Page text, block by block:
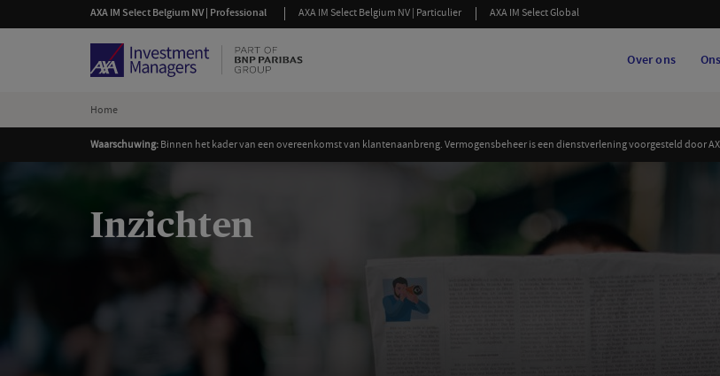
AXA IM Select Belgium NV | Professional AXA IM Select Belgium NV | Particulier AXA IM Select Global
Over ons
Home
Waarschuwing:Binnen het kader van een overeenkomst van klantenaanbreng. Vermogensbeheer is een dienstverlening voorgesteld door
Inzichten